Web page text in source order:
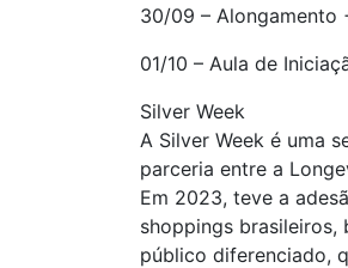
30/09 – Alongamento
01/10 – Aula de
Silver Week
A Silver Week é uma
parceria entre a
Em 2023, teve a
shoppings brasileiros,
público diferenciado,